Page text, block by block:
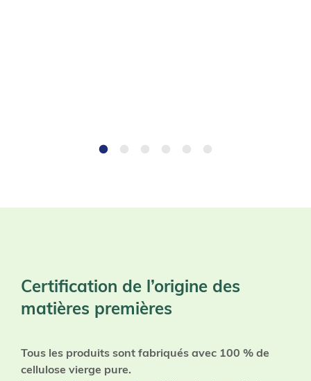
Certification de l’origine des
matières premières
Tous les produits sont fabriqués avec 100 % de
cellulose vierge pure.